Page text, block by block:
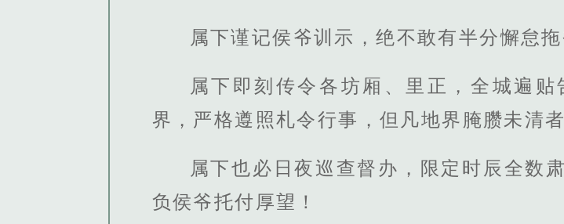
属下谨记侯爷训示，绝不敢有半分懈怠拖
属下即刻传令各坊厢、里正，全城遍
界，严格遵照札令行事，但凡地界腌臜未清
属下也必日夜巡查督办，限定时辰全数
负侯爷托付厚望！